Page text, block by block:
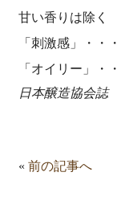
甘い香りは除く
「刺激感」・
「オイリー」・
日本醸造協会
« 前の記事へ